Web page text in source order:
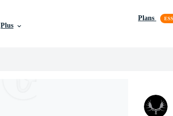
Plus
Plans